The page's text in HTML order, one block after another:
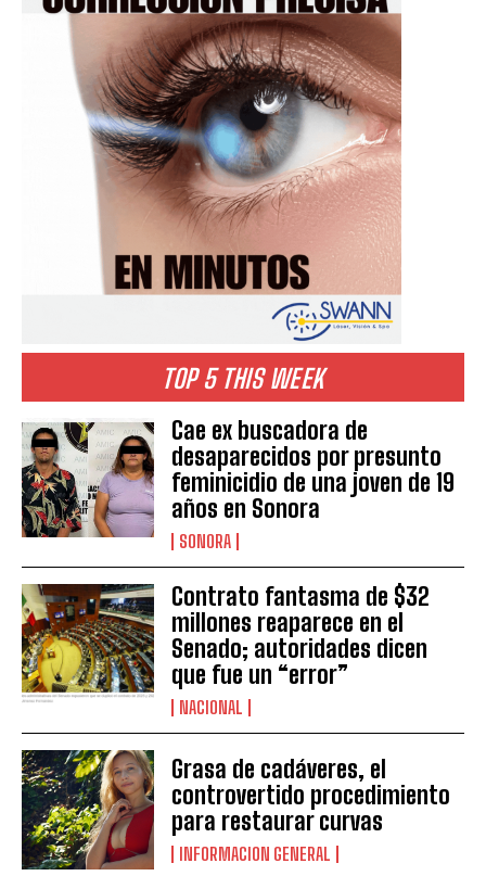
TOP 5 THIS WEEK
Cae ex buscadora de
desaparecidos por presunto
feminicidio de una joven de 19
años en Sonora
SONORA
Contrato fantasma de $32
millones reaparece en el
Senado; autoridades dicen
que fue un “error”
NACIONAL
Grasa de cadáveres, el
controvertido procedimiento
para restaurar curvas
INFORMACION GENERAL